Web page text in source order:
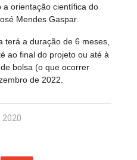
a orientação científica do
Mendes Gaspar.
terá a duração de 6 meses,
ao final do projeto ou até à
bolsa (o que ocorrer
de 2022.
2020